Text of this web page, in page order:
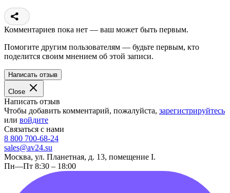
Комментариев пока нет — ваш может быть первым.
Помогите другим пользователям — будьте первым, кто
поделится своим мнением об этой записи.
Написать отзыв
Close
Написать отзыв
Чтобы добавить комментарий, пожалуйста, зарегистрируйтесь
или войдите
Связаться с нами
8 800 700-68-24
sales@av24.su
Москва, ул. Планетная, д. 13, помещение I.
Пн—Пт 8:30 – 18:00